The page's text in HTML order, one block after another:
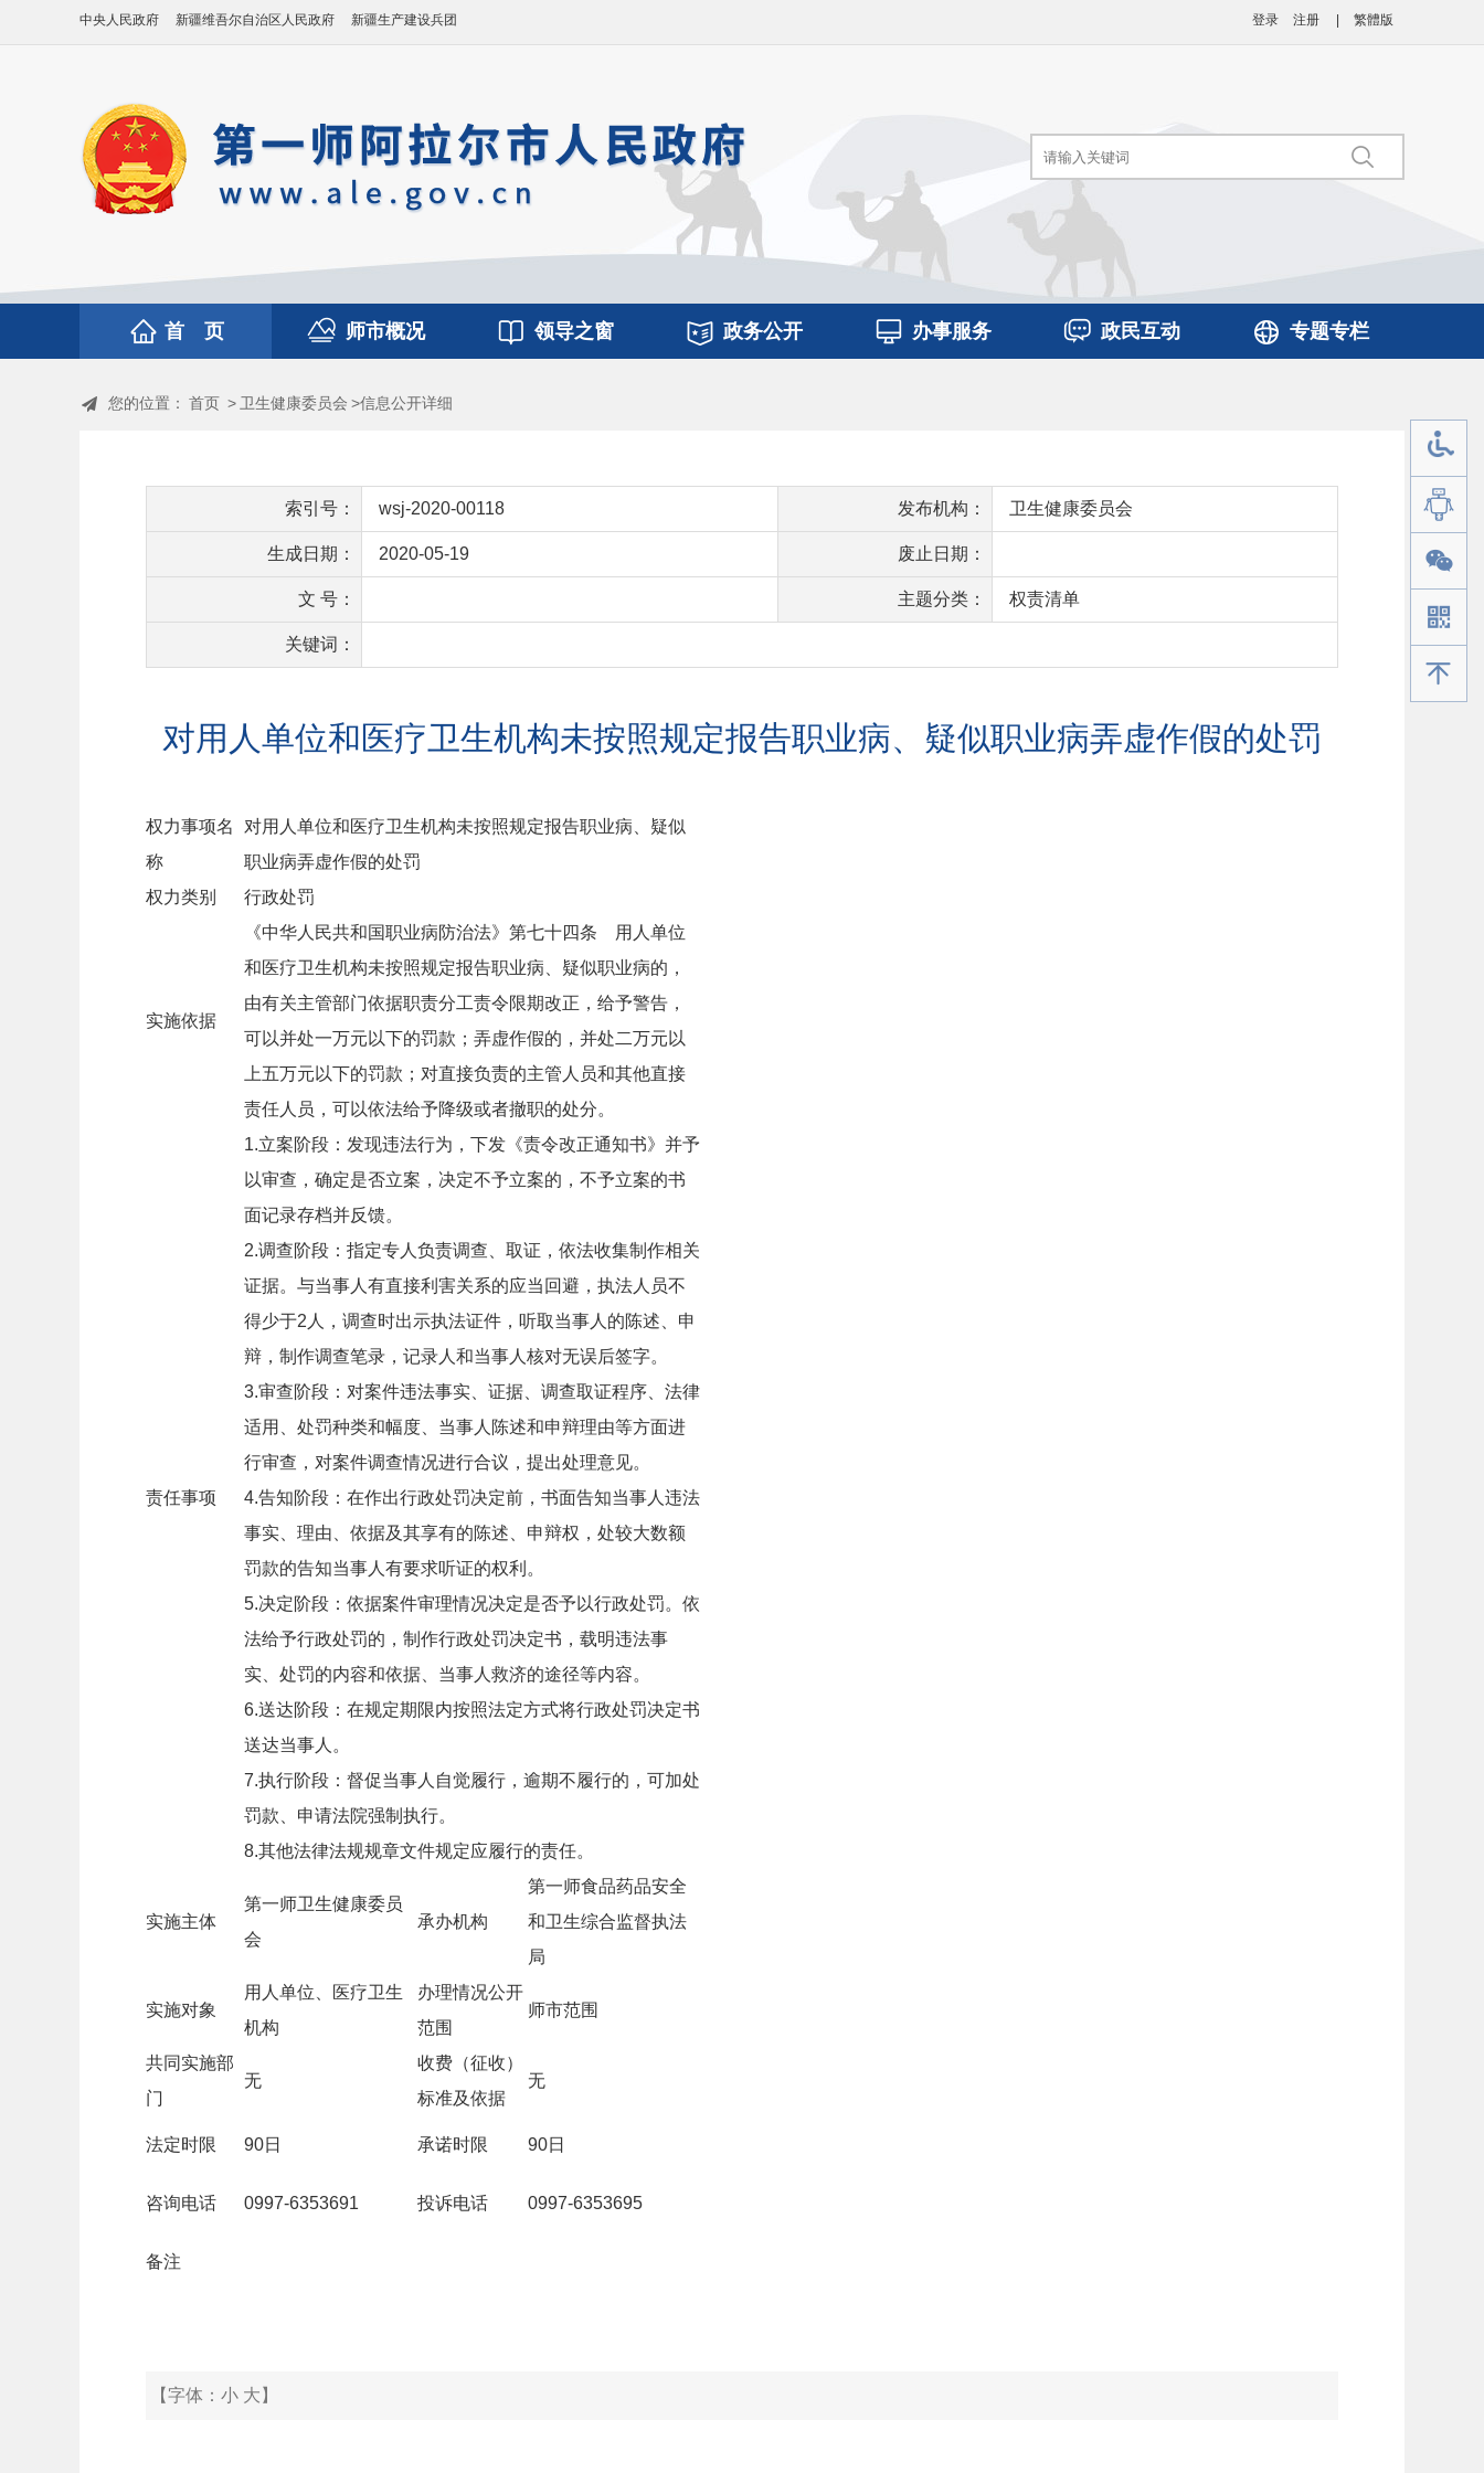
登录 注册 繁體版
中央人民政府 新疆维吾尔自治区人民政府 新疆生产建设兵团
首 页 师市概况 领导之窗 政务公开 办事服务 政民互动 专题专栏
您的位置： 首页 > 卫生健康委员会 >信息公开详细
索引号： wsj-2020-00118 发布机构： 卫生健康委员会
生成日期： 2020-05-19 废止日期：
文 号： 主题分类： 权责清单
关键词：
对用人单位和医疗卫生机构未按照规定报告职业病、疑似职业病弄虚作假的处罚
权力事项名
称
对用人单位和医疗卫生机构未按照规定报告职业病、疑似
职业病弄虚作假的处罚
权力类别
行政处罚
实施依据
《中华人民共和国职业病防治法》第七十四条 用人单位
和医疗卫生机构未按照规定报告职业病、疑似职业病的，
由有关主管部门依据职责分工责令限期改正，给予警告，
可以并处一万元以下的罚款；弄虚作假的，并处二万元以
上五万元以下的罚款；对直接负责的主管人员和其他直接
责任人员，可以依法给予降级或者撤职的处分。
责任事项
1.立案阶段：发现违法行为，下发《责令改正通知书》并予
以审查，确定是否立案，决定不予立案的，不予立案的书
面记录存档并反馈。
2.调查阶段：指定专人负责调查、取证，依法收集制作相关
证据。与当事人有直接利害关系的应当回避，执法人员不
得少于2人，调查时出示执法证件，听取当事人的陈述、申
辩，制作调查笔录，记录人和当事人核对无误后签字。
3.审查阶段：对案件违法事实、证据、调查取证程序、法律
适用、处罚种类和幅度、当事人陈述和申辩理由等方面进
行审查，对案件调查情况进行合议，提出处理意见。
4.告知阶段：在作出行政处罚决定前，书面告知当事人违法
事实、理由、依据及其享有的陈述、申辩权，处较大数额
罚款的告知当事人有要求听证的权利。
5.决定阶段：依据案件审理情况决定是否予以行政处罚。依
法给予行政处罚的，制作行政处罚决定书，载明违法事
实、处罚的内容和依据、当事人救济的途径等内容。
6.送达阶段：在规定期限内按照法定方式将行政处罚决定书
送达当事人。
7.执行阶段：督促当事人自觉履行，逾期不履行的，可加处
罚款、申请法院强制执行。
8.其他法律法规规章文件规定应履行的责任。
实施主体
第一师卫生健康委员
会
承办机构
第一师食品药品安全
和卫生综合监督执法
局
实施对象
用人单位、医疗卫生
机构
办理情况公开
范围
师市范围
共同实施部
门
无
收费（征收）
标准及依据
无
法定时限 90日 承诺时限 90日
咨询电话 0997-6353691 投诉电话 0997-6353695
备注
【字体： 小 大 】
手机版